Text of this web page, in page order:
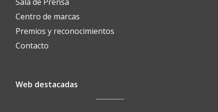
Centro de marcas
Premios y reconocimientos
Contacto
Web destacadas